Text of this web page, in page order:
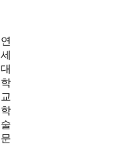
연
세
대
학
교
학
술
문